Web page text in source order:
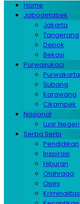
Home
Jabodetabek
Jakarta
Tangerang
Depok
Bekasi
Purwasukaci
Purwakarta
Subang
Karawang
Cikampek
Nasional
Luar Negeri
Serba Serbi
Pendidikan
Inspirasi
Hiburan
Olahraga
Opini
Kriminalitas